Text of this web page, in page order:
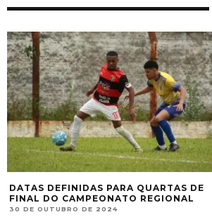
DATAS DEFINIDAS PARA QUARTAS DE
FINAL DO CAMPEONATO REGIONAL
30 DE OUTUBRO DE 2024